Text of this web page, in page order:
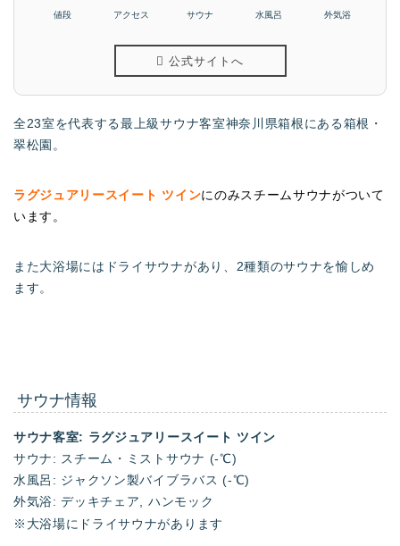
値段 アクセス サウナ 水風呂 外気浴
公式サイトへ
全23室を代表する最上級サウナ客室神奈川県箱根にある箱根・
翠松園。
ラグジュアリースイート ツインにのみスチームサウナがついて
います。
また大浴場にはドライサウナがあり、2種類のサウナを愉しめ
ます。
サウナ情報
サウナ客室: ラグジュアリースイート ツイン
サウナ: スチーム・ミストサウナ (-℃)
水風呂: ジャクソン製バイブラバス (-℃)
外気浴: デッキチェア, ハンモック
※大浴場にドライサウナがあります